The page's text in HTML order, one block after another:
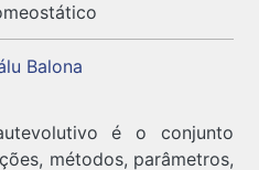
Balona
é o conjunto
métodos, parâmetros,